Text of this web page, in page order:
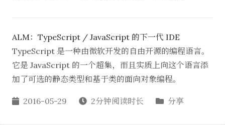
ALM：TypeScript / JavaScript 的下一代 IDE
TypeScript 是一种由微软开发的自由开源的编程语言。
它是 JavaScript 的一个超集，而且实质上向这个语言添
加了可选的静态类型和基于类的面向对象编程。
2016-05-29 2分钟阅读时长 分享